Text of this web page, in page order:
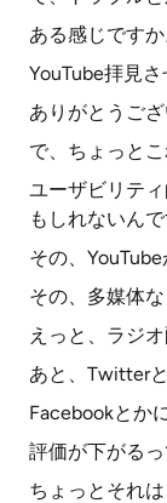
ある感じですか
YouTube拝見さ
ありがとうござ
で、ちょっとこ
ユーザビリテ
もしれないんで
その、YouTube
その、多媒体な
えっと、ラジ
あと、Twitterと
Facebookとか
評価が下がる
ちょっとそれは